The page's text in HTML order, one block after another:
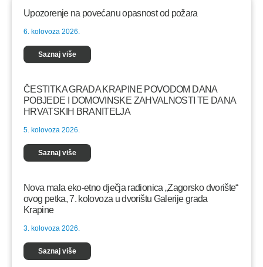
Upozorenje na povećanu opasnost od požara
6. kolovoza 2026.
Saznaj više
ČESTITKA GRADA KRAPINE POVODOM DANA
POBJEDE I DOMOVINSKE ZAHVALNOSTI TE DANA
HRVATSKIH BRANITELJA
5. kolovoza 2026.
Saznaj više
Nova mala eko-etno dječja radionica „Zagorsko dvorište“
ovog petka, 7. kolovoza u dvorištu Galerije grada
Krapine
3. kolovoza 2026.
Saznaj više